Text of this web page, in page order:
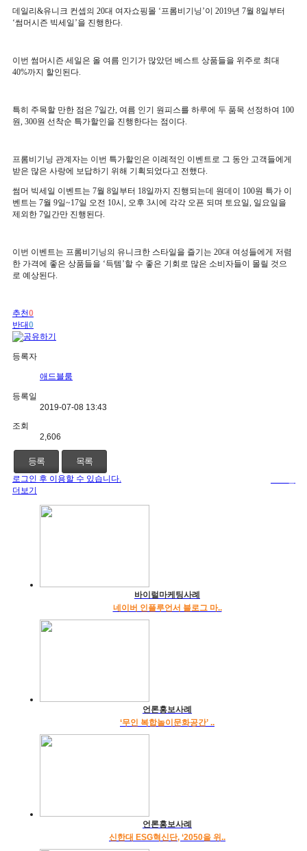
데일리 &유니크 컨셉의 20대 여자쇼핑몰 ‘프롬비기닝’이 2019년 7월 8일부터
‘썸머시즌 빅세일 ’을 진행한다.
이번 썸머시즌 세일은 올 여름 인기가 많았던 베스트 상품들을 위주로 최대
40%까지 할인된다.
특히 주목할 만한 점은 7일간, 여름 인기 원피스를 하루에 두 품목 선정하여 100
원, 300원 선착순 특가할인을 진행한다는 점이다.
프롬비기닝 관계자는 이번 특가할인은 이례적인 이벤트로 그 동안 고객들에게
받은 많은 사랑에 보답하기 위해 기획되었다고 전했다.
썸머 빅세일 이벤트는 7월 8일부터 18일까지 진행되는데 원데이 100원 특가 이
벤트는 7월 9일~17일 오전 10시 , 오후 3시에 각각 오픈 되며 토요일, 일요일을
제외한 7일간만 진행된다.
이번 이벤트는 프롬비기닝의 유니크한 스타일을 즐기는 20대 여성들에게 저렴
한 가격에 좋은 상품들을 ‘득템’할 수 좋은 기회로 많은 소비자들이 몰릴 것으
로 예상된다.
추천0
반대0
등록자
애드블룸
등록일
2019-07-08 13:43
조회
2,606
등록 목록
로그인 후 이용할 수 있습니다.
더보기
바이럴마케팅사례
네이버 인플루언서 블로그 마..
언론홍보사례
‘무인 복합놀이문화공간’ ..
언론홍보사례
신한대 ESG혁신단, ‘2050을 위..